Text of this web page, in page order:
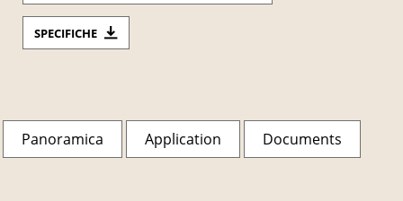
SPECIFICHE
Panoramica Application Documents